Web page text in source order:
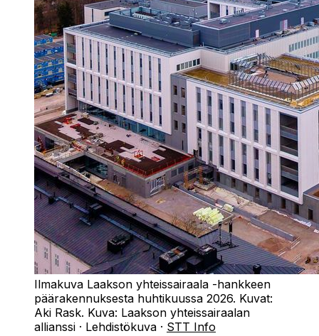
Ilmakuva Laakson yhteissairaala -hankkeen
päärakennuksesta huhtikuussa 2026. Kuvat:
Aki Rask. Kuva: Laakson yhteissairaalan
allianssi · Lehdistökuva · STT Info